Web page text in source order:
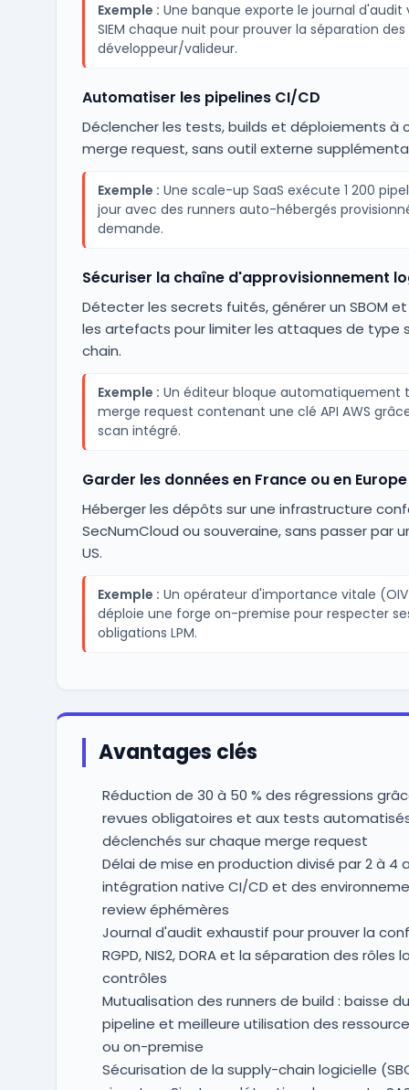
Exemple : Une banque exporte le journal d'audit
SIEM chaque nuit pour prouver la séparation des
développeur/valideur.
Automatiser les pipelines CI/CD
Déclencher les tests, builds et déploiements à
merge request, sans outil externe
Exemple : Une scale-up SaaS exécute 1 200
jour avec des runners auto-hébergés
demande.
Sécuriser la chaîne d'approvisionnement
Détecter les secrets fuités, générer un SBOM
les artefacts pour limiter les attaques de type
chain.
Exemple : Un éditeur bloque automatiquement
merge request contenant une clé API AWS
scan intégré.
Garder les données en France ou en Europe
Héberger les dépôts sur une infrastructure
SecNumCloud ou souveraine, sans passer par
US.
Exemple : Un opérateur d'importance vitale
déploie une forge on-premise pour respecter
obligations LPM.
Avantages clés
Réduction de 30 à 50 % des régressions
revues obligatoires et aux tests
déclenchés sur chaque merge request
Délai de mise en production divisé par 2 à 4
intégration native CI/CD et des
review éphémères
Journal d'audit exhaustif pour prouver la
RGPD, NIS2, DORA et la séparation des rôles
contrôles
Mutualisation des runners de build : baisse
pipeline et meilleure utilisation des
ou on-premise
Sécurisation de la supply-chain logicielle